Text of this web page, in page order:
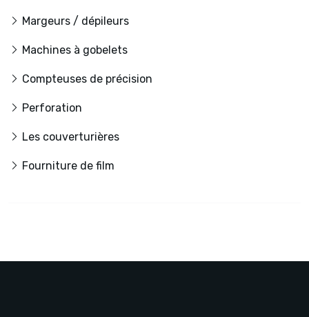
Margeurs / dépileurs
Machines à gobelets
Compteuses de précision
Perforation
Les couverturières
Fourniture de film